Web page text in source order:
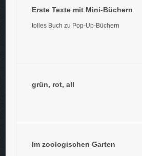
Erste Texte mit Mini-Büchern
tolles Buch zu Pop-Up-Büchern
grün, rot, all
Im zoologischen Garten